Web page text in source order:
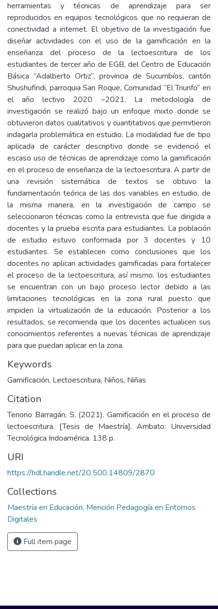
herramientas y técnicas de aprendizaje para ser
reproducidos en equipos tecnológicos que no requieran de
conectividad a internet. El objetivo de la investigación fue
diseñar actividades con el uso de la gamificación en la
enseñanza del proceso de la lectoescritura de los
estudiantes de tercer año de EGB, del Centro de Educación
Básica “Adalberto Ortiz”, provincia de Sucumbíos, cantón
Shushufindi, parroquia San Roque, Comunidad “El Triunfo” en
el año lectivo 2020 –2021. La metodología de
investigación se realizó bajo un enfoque mixto donde se
obtuvieron datos cualitativos y cuantitativos que permitieron
indagarla problemática en estudio. La modalidad fue de tipo
aplicada de carácter descriptivo donde se evidenció el
escaso uso de técnicas de aprendizaje como la gamificación
en el proceso de enseñanza de la lectoescritura. A partir de
una revisión sistemática de textos se obtuvo la
fundamentación teórica de las dos variables en estudio, de
la misma manera, en la investigación de campo se
seleccionaron técnicas como la entrevista que fue dirigida a
docentes y la prueba escrita para estudiantes. La población
de estudio estuvo conformada por 3 docentes y 10
estudiantes. Se establecen como conclusiones que los
docentes no aplican actividades gamificadas para fortalecer
el proceso de la lectoescritura, así mismo, los estudiantes
se encuentran con un bajo proceso lector debido a las
limitaciones tecnológicas en la zona rural puesto que
impiden la virtualización de la educación. Posterior a los
resultados, se recomienda que los docentes actualicen sus
conocimientos referentes a nuevas técnicas de aprendizaje
para que puedan aplicar en la zona.
Keywords
Gamificación, Lectoescritura, Niños, Niñas
Citation
Tenorio Barragán, S. (2021). Gamificación en el proceso de
lectoescritura. [Tesis de Maestría]. Ambato: Universidad
Tecnológica Indoamérica. 138 p.
URI
https://hdl.handle.net/20.500.14809/2870
Collections
Maestría en Educación, Mención Pedagogía en Entornos
Digitales
Full item page